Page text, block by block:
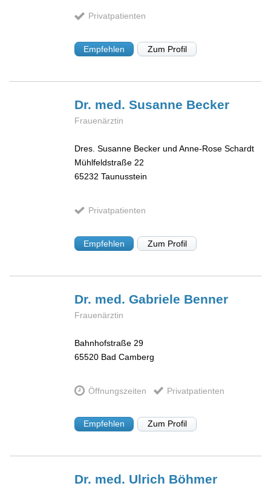
Privatpatienten
Empfehlen Zum Profil
Dr. med. Susanne Becker
Frauenärztin
Dres. Susanne Becker und Anne-Rose Schardt
Mühlfeldstraße 22
65232 Taunusstein
Privatpatienten
Empfehlen Zum Profil
Dr. med. Gabriele Benner
Frauenärztin
Bahnhofstraße 29
65520 Bad Camberg
Öffnungszeiten Privatpatienten
Empfehlen Zum Profil
Dr. med. Ulrich Böhmer